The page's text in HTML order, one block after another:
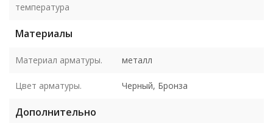
температура
Материалы
Материал арматуры. металл
Цвет арматуры. Черный, Бронза
Дополнительно